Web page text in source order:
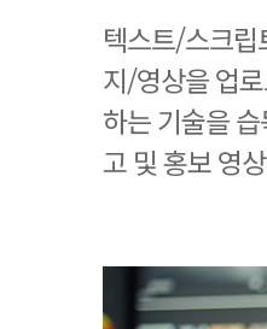
텍스트/스크립
지/영상을 업
하는 기술을
고 및 홍보 영